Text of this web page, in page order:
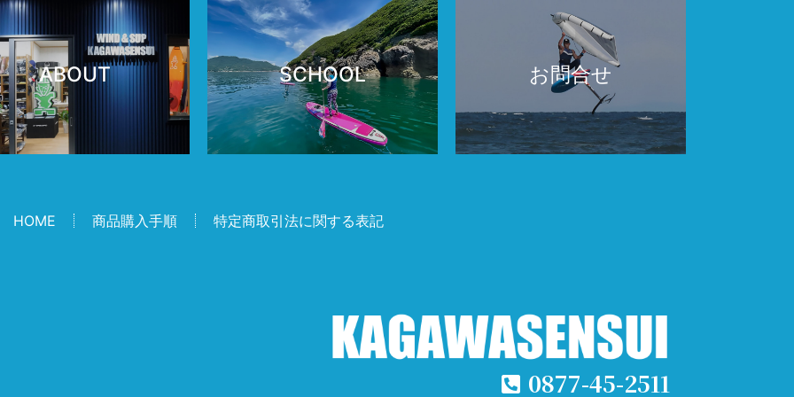
ABOUT SCHOOL お問合せ
HOME 商品購入手順 特定商取引法に関する表記
0877-45-2511